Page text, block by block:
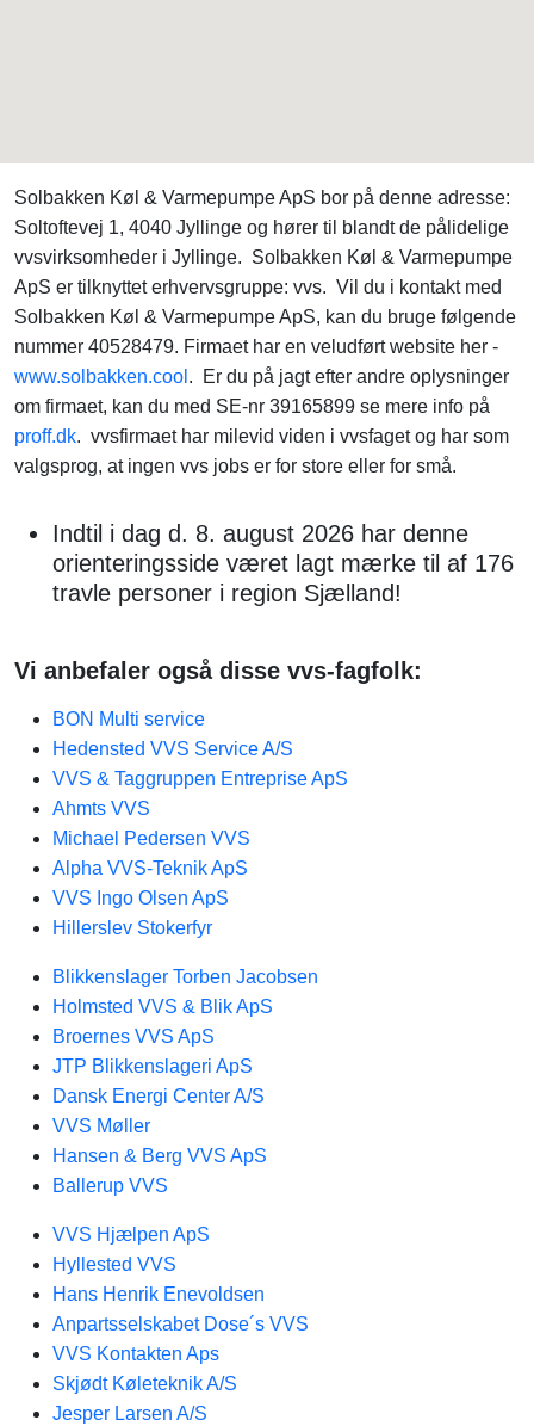
Solbakken Køl & Varmepumpe ApS bor på denne adresse:
Soltoftevej 1, 4040 Jyllinge og hører til blandt de pålidelige
vvsvirksomheder i Jyllinge. Solbakken Køl & Varmepumpe
ApS er tilknyttet erhvervsgruppe: vvs. Vil du i kontakt med
Solbakken Køl & Varmepumpe ApS, kan du bruge følgende
nummer 40528479. Firmaet har en veludført website her -
www.solbakken.cool . Er du på jagt efter andre oplysninger
om firmaet, kan du med SE-nr 39165899 se mere info på
proff.dk. vvsfirmaet har milevid viden i vvsfaget og har som
valgsprog, at ingen vvs jobs er for store eller for små.
Indtil i dag d. 8. august 2026 har denne
orienteringsside været lagt mærke til af 176
travle personer i region Sjælland!
Vi anbefaler også disse vvs-fagfolk:
BON Multi service
Hedensted VVS Service A/S
VVS & Taggruppen Entreprise ApS
Ahmts VVS
Michael Pedersen VVS
Alpha VVS-Teknik ApS
VVS Ingo Olsen ApS
Hillerslev Stokerfyr
Blikkenslager Torben Jacobsen
Holmsted VVS & Blik ApS
Broernes VVS ApS
JTP Blikkenslageri ApS
Dansk Energi Center A/S
VVS Møller
Hansen & Berg VVS ApS
Ballerup VVS
VVS Hjælpen ApS
Hyllested VVS
Hans Henrik Enevoldsen
Anpartsselskabet Dose´s VVS
VVS Kontakten Aps
Skjødt Køleteknik A/S
Jesper Larsen A/S